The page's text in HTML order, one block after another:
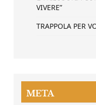
VIVERE”
TRAPPOLA PER
META